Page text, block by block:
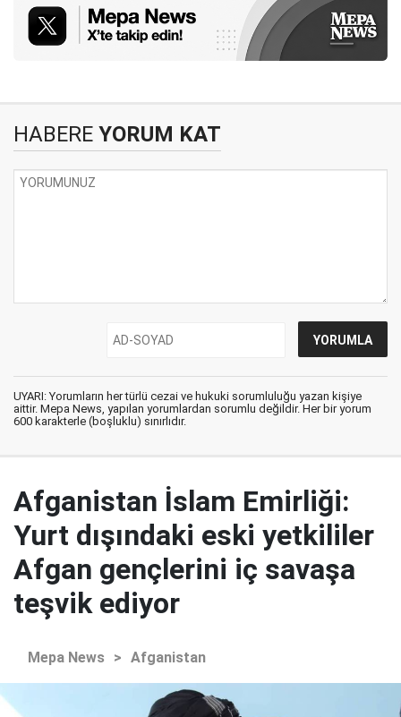
HABERE YORUM KAT
UYARI: Yorumların her türlü cezai ve hukuki sorumluluğu yazan kişiye
aittir. Mepa News, yapılan yorumlardan sorumlu değildir. Her bir yorum
600 karakterle (boşluklu) sınırlıdır.
Afganistan İslam Emirliği:
Yurt dışındaki eski yetkililer
Afgan gençlerini iç savaşa
teşvik ediyor
Mepa News > Afganistan